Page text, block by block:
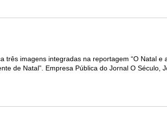
três imagens integradas na reportagem “O Natal
de Natal”. Empresa Pública do Jornal O Século,